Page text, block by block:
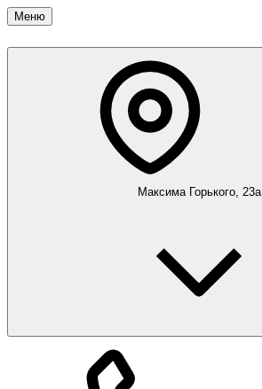
Меню
Максима Горького, 23а